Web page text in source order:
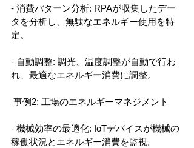
- 消費パターン分析: RPAが収集したデー
タを分析し、無駄なエネルギー使用を特
定。
- 自動調整: 調光、温度調整が自動で行わ
れ、最適なエネルギー消費に調整。
事例2: 工場のエネルギーマネジメント
- 機械効率の最適化: IoTデバイスが機械の
稼働状況とエネルギー消費を監視。